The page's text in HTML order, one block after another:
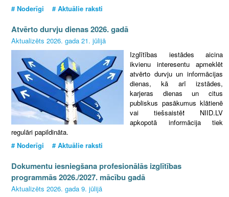
# Noderīgi # Aktuālie raksti
Atvērto durvju dienas 2026. gadā
Aktualizēts 2026. gada 21. jūlijā
Izglītības iestādes aicina
ikvienu interesentu apmeklēt
atvērto durvju un informācijas
dienas, kā arī izstādes,
karjeras dienas un citus
publiskus pasākumus klātienē
vai tiešsaistē! NIID.LV
apkopotā informācija tiek
regulāri papildināta.
# Noderīgi # Aktuālie raksti
Dokumentu iesniegšana profesionālās izglītības
programmās 2026./2027. mācību gadā
Aktualizēts 2026. gada 9. jūlijā